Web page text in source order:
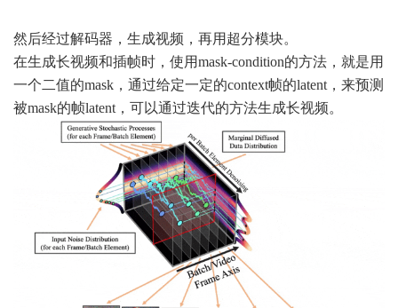
然后经过解码器，生成视频，再用超分模块。
在生成长视频和插帧时，使用mask-condition的方法，就是用
一个二值的mask，通过给定一定的context帧的latent，来预测
被mask的帧latent，可以通过迭代的方法生成长视频。